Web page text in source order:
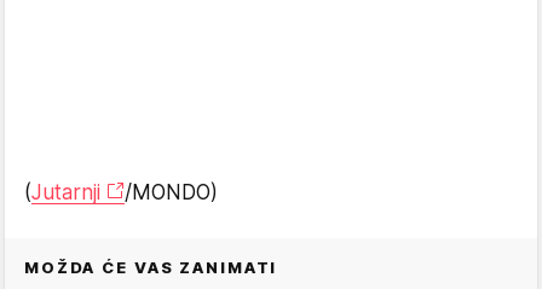
(Jutarnji /MONDO)
MOŽDA ĆE VAS ZANIMATI